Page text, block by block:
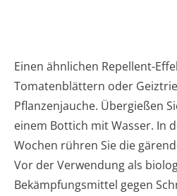
Einen ähnlichen Repellent-
Tomatenblättern oder
Pflanzenjauche. Übergießen
einem Bottich mit Wasser. In
Wochen rühren Sie die
Vor der Verwendung als
Bekämpfungsmittel gegen